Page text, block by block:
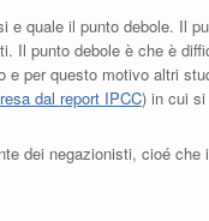
e quale il punto debole. Il
Il punto debole è che è
e per questo motivo altri
dal report IPCC) in cui si
dei negazionisti, cioé